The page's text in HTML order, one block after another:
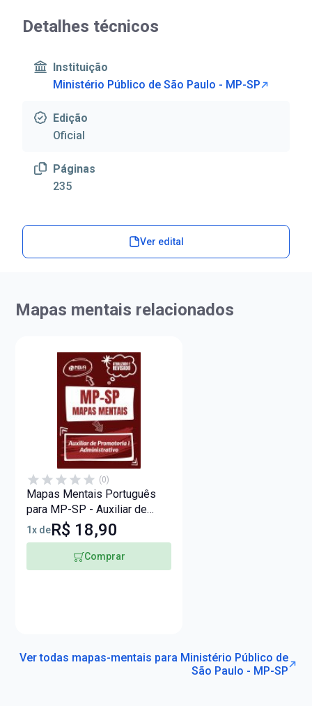
Detalhes técnicos
Instituição
Ministério Público de São Paulo - MP-SP
Edição
Oficial
Páginas
235
Ver edital
Mapas mentais relacionados
(0)
Mapas Mentais Português
para MP-SP - Auxiliar de
Promotoria I - Administrativo
(PDF)
1x deR$ 18,90
Comprar
Ver todas mapas-mentais para Ministério Público de
São Paulo - MP-SP